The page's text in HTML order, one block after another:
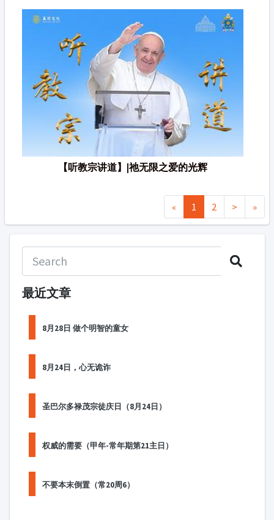
【听教宗讲道】|祂无限之爱的光辉
« 1 2 > »
最近文章
8月28日 做个明智的童女
8月24日，心无诡诈
圣巴尔多禄茂宗徒庆日（8月24日）
权威的需要（甲年-常年期第21主日）
不要本末倒置（常20周6）